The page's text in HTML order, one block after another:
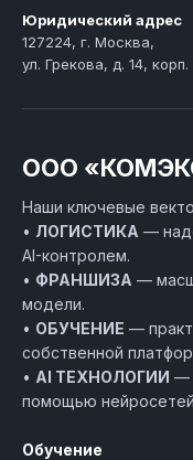
Юридический адрес
127224, г. Москва,
ул. Грекова, д. 14,
ООО
Наши ключевые
• ЛОГИСТИКА —
AI-контролем.
• ФРАНШИЗА —
модели.
• ОБУЧЕНИЕ —
собственной
• AI ТЕХНОЛОГИИ —
помощью
Обучение